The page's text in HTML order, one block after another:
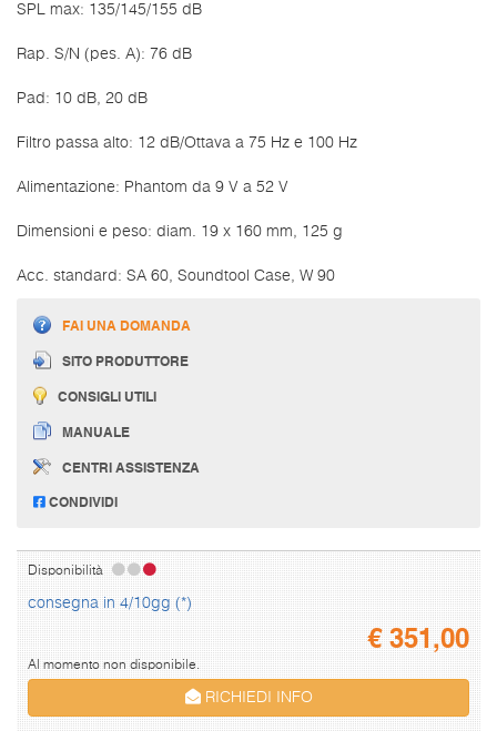
SPL max: 135/145/155 dB
Rap. S/N (pes. A): 76 dB
Pad: 10 dB, 20 dB
Filtro passa alto: 12 dB/Ottava a 75 Hz e 100 Hz
Alimentazione: Phantom da 9 V a 52 V
Dimensioni e peso: diam. 19 x 160 mm, 125 g
Acc. standard: SA 60, Soundtool Case, W 90
FAI UNA DOMANDA
SITO PRODUTTORE
CONSIGLI UTILI
MANUALE
CENTRI ASSISTENZA
CONDIVIDI
Disponibilità
consegna in 4/10gg (*)
€351,00
Al momento non disponibile.
RICHIEDI INFO